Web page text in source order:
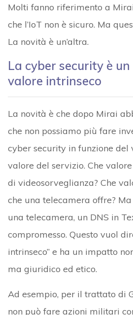
Molti fanno riferimento a
che l’IoT non è sicuro. Ma
La novità è un’altra.
La cyber security è
valore intrinseco
La novità è che dopo Mirai
che non possiamo più fare
cyber security in funzione del
valore del servizio. Che
di videosorveglianza? Che
che una telecamera offre?
una telecamera, un DNS in
compromesso. Questo vuol
intrinseco” e ha un impatto
ma giuridico ed etico.
Ad esempio, per il trattato di
non può fare azioni militari